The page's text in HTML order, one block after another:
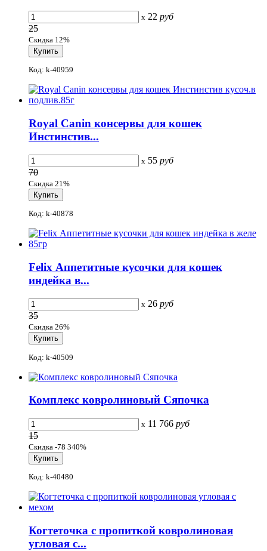
x 22 руб
25
Скидка 12%
Код: k-40959
Royal Canin консервы для кошек
Инстинстив...
x 55 руб
70
Скидка 21%
Код: k-40878
Felix Аппетитные кусочки для кошек
индейка в...
x 26 руб
35
Скидка 26%
Код: k-40509
Комплекс ковролиновый Сяпочка
x 11 766 руб
15
Скидка -78 340%
Код: k-40480
Когтеточка с пропиткой ковролиновая
угловая с...